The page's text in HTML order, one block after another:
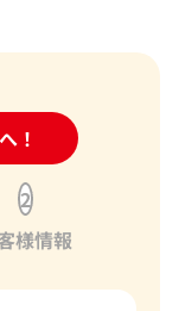
！ーム
2
様情報